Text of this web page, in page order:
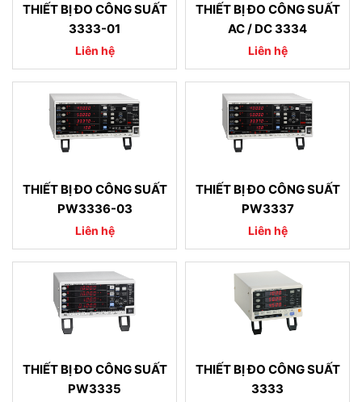
THIẾT BỊ ĐO CÔNG SUẤT
3333-01
Liên hệ
THIẾT BỊ ĐO CÔNG SUẤT
AC / DC 3334
Liên hệ
THIẾT BỊ ĐO CÔNG SUẤT
PW3336-03
Liên hệ
THIẾT BỊ ĐO CÔNG SUẤT
PW3337
Liên hệ
THIẾT BỊ ĐO CÔNG SUẤT
PW3335
THIẾT BỊ ĐO CÔNG SUẤT
3333